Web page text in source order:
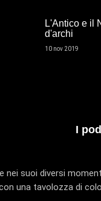
L'Antico e il
d'archi
10 nov 2019
I
suoi diversi
una tavolozza di